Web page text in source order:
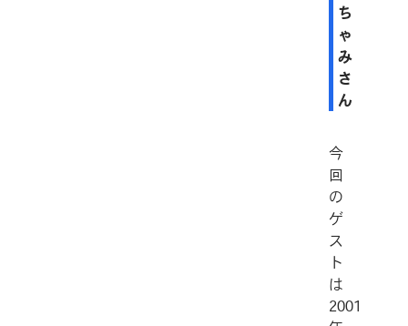
ち
ゃ
み
さ
ん
今
回
の
ゲ
ス
ト
は
2001